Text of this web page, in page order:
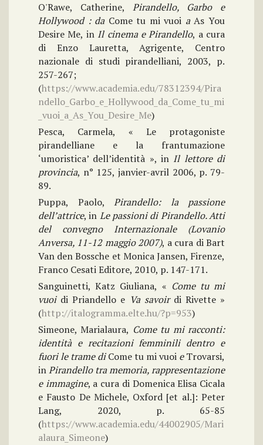
O'Rawe, Catherine, Pirandello, Garbo e
Hollywood : da Come tu mi vuoi aAs You
Desire Me, in Il cinema e Pirandello, a cura
di Enzo Lauretta, Agrigente, Centro
nazionale di studi pirandelliani, 2003, p.
257-267;
(https://www.academia.edu/78312394/Pira
ndello_Garbo_e_Hollywood_da_Come_tu_mi
_vuoi_a_As_You_Desire_Me)
Pesca, Carmela, « Le protagoniste
pirandelliane e la frantumazione
‘umoristica’ dell’identità », in Il lettore di
provincia, n° 125, janvier-avril 2006, p. 79-
89.
Puppa, Paolo, Pirandello: la passione
dell’attrice, in Le passioni di Pirandello. Atti
del convegno Internazionale (Lovanio
Anversa, 11-12 maggio 2007), a cura di Bart
Van den Bossche et Monica Jansen, Firenze,
Franco Cesati Editore, 2010, p. 147-171.
Sanguinetti, Katz Giuliana, « Come tu mi
vuoidi Priandello e Va savoirdi Rivette »
(http://italogramma.elte.hu/?p=953)
Simeone, Marialaura, Come tu mi racconti:
identità e recitazioni femminili dentro e
fuori le trame diCome tu mi vuoi eTrovarsi,
inPirandello tra memoria, rappresentazione
e immagine, a cura di Domenica Elisa Cicala
e Fausto De Michele, Oxford [et al.]: Peter
Lang, 2020, p. 65-85
(https://www.academia.edu/44002905/Mari
alaura_Simeone)